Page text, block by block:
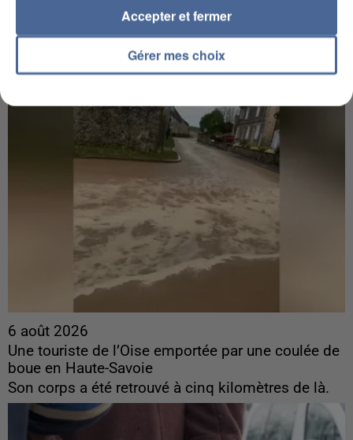
Sollicité, Sébastien Lecornu annonce un "travail
6 août 2026
Une touriste de l’Oise emportée par une coulée de
boue en Haute-Savoie
Son corps a été retrouvé à cinq kilomètres de là.
Gérer mes choix
Accepter et fermer